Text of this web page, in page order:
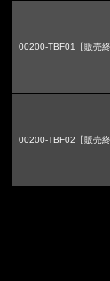
00200-TBF01【販売終
00200-TBF02【販売終